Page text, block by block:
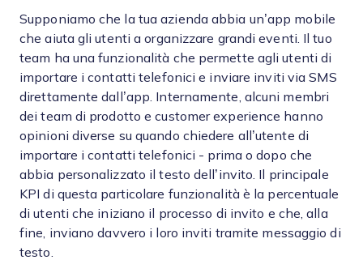
Supponiamo che la tua azienda abbia un’app mobile
che aiuta gli utenti a organizzare grandi eventi. Il tuo
team ha una funzionalità che permette agli utenti di
importare i contatti telefonici e inviare inviti via SMS
direttamente dall’app. Internamente, alcuni membri
dei team di prodotto e customer experience hanno
opinioni diverse su quando chiedere all’utente di
importare i contatti telefonici - prima o dopo che
abbia personalizzato il testo dell’invito. Il principale
KPI di questa particolare funzionalità è la percentuale
di utenti che iniziano il processo di invito e che, alla
fine, inviano davvero i loro inviti tramite messaggio di
testo.